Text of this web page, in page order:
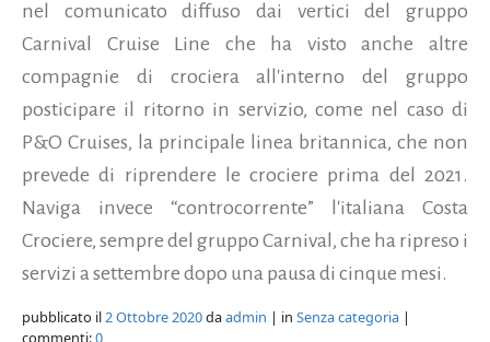
nel comunicato diffuso dai vertici del gruppo
Carnival Cruise Line che ha visto anche altre
compagnie di crociera all'interno del gruppo
posticipare il ritorno in servizio, come nel caso di
P&O Cruises, la principale linea britannica, che non
prevede di riprendere le crociere prima del 2021.
Naviga invece “controcorrente” l'italiana Costa
Crociere, sempre del gruppo Carnival, che ha ripreso i
servizi a settembre dopo una pausa di cinque mesi.
pubblicato il2 Ottobre 2020daadmin | in Senza categoria |
commenti:0